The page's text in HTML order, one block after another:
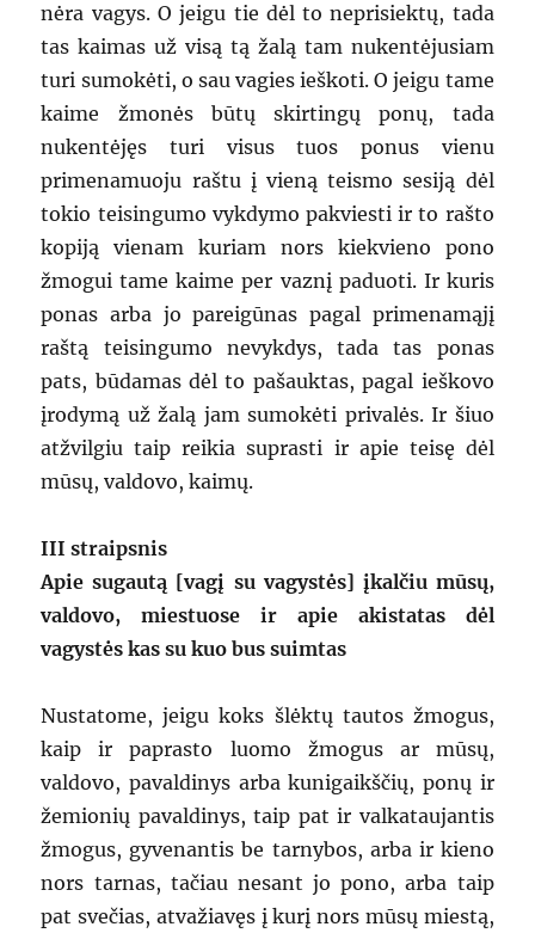
nėra vagys. O jeigu tie dėl to neprisiektų, tada
tas kaimas už visą tą žalą tam nukentėjusiam
turi sumokėti, o sau vagies ieškoti. O jeigu tame
kaime žmonės būtų skirtingų ponų, tada
nukentėjęs turi visus tuos ponus vienu
primenamuoju raštu į vieną teismo sesiją dėl
tokio teisingumo vykdymo pakviesti ir to rašto
kopiją vienam kuriam nors kiekvieno pono
žmogui tame kaime per vaznį paduoti. Ir kuris
ponas arba jo pareigūnas pagal primenamąjį
raštą teisingumo nevykdys, tada tas ponas
pats, būdamas dėl to pašauktas, pagal ieškovo
įrodymą už žalą jam sumokėti privalės. Ir šiuo
atžvilgiu taip reikia suprasti ir apie teisę dėl
mūsų, valdovo, kaimų.
III straipsnis
Apie sugautą [vagį su vagystės] įkalčiu mūsų,
valdovo, miestuose ir apie akistatas dėl
vagystės kas su kuo bus suimtas
Nustatome, jeigu koks šlėktų tautos žmogus,
kaip ir paprasto luomo žmogus ar mūsų,
valdovo, pavaldinys arba kunigaikščių, ponų ir
žemionių pavaldinys, taip pat ir valkataujantis
žmogus, gyvenantis be tarnybos, arba ir kieno
nors tarnas, tačiau nesant jo pono, arba taip
pat svečias, atvažiavęs į kurį nors mūsų miestą,